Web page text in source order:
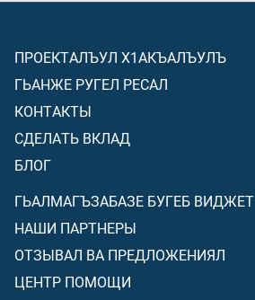
ПРОЕКТАЛЪУЛ Х1АКЪАЛЪУЛЪ
ГЬАНЖЕ РУГЕЛ РЕСАЛ
КОНТАКТЫ
СДЕЛАТЬ ВКЛАД
БЛОГ
ГЬАЛМАГЪЗАБАЗЕ БУГЕБ ВИДЖЕТ
НАШИ ПАРТНЕРЫ
ОТЗЫВАЛ ВА ПРЕДЛОЖЕНИЯЛ
ЦЕНТР ПОМОЩИ